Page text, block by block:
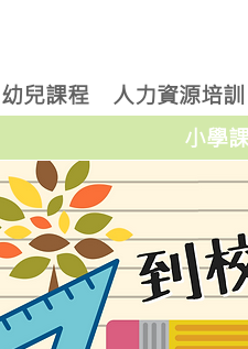
幼兒課程 人力資源培訓
小學